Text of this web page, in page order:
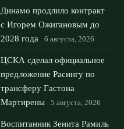
Динамо продлило контракт
с Игорем Ожигановым до
2028 года
6 августа, 2026
ЦСКА сделал официальное
предложение Расингу по
трансферу Гастона
Мартирены
5 августа, 2026
Воспитанник Зенита Рамиль